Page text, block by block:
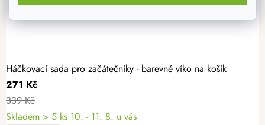
Háčkovací sada pro začátečníky - barevné víko na košík
271 Kč
339 Kč
Skladem > 5 ks 10. - 11. 8. u vás